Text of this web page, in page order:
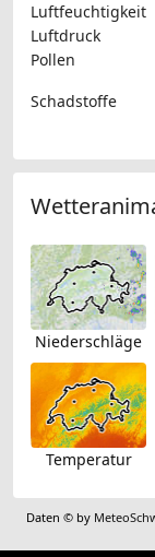
Luftfeuchtigkeit
Luftdruck
Pollen
Schadstoffe
Niederschläge
Temperatur
Daten © by